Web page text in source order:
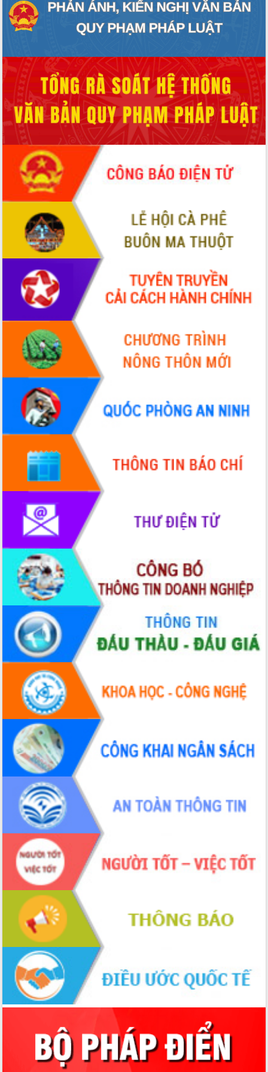
Định vị cà phê Việt Nam như một “di
sản sống” trong dòng chảy toàn cầu
Xây dựng nông thôn mới: Nâng cao đời
thực
Quyết liệt tháo gỡ vướng mắc, đẩy
nhanh tiến độ các dự án trọng điểm
trong Khu kinh tế Nam Phú Yên
Hòn Yến phát triển du lịch gắn với bảo
tồn biển
Lấy ý kiến điều chỉnh Quy hoạch tỉnh
Đắk Lắk thời kỳ 2021-2030, tầm nhìn
đến năm 2050
Phát động chiến dịch 30 ngày đêm
giải phóng mặt bằng Tuyến đường bộ
ven biển
Đắk Lắk nỗ lực thúc đẩy tăng trưởng
kinh tế từ 10% trở lên trong Quý
II/2026
Đắk Lắk ký kết thỏa thuận hợp tác về
chuyển đổi số giai đoạn 2026 – 2030
với Tập đoàn Bưu chính Viễn thông
Việt Nam
Thứ trưởng Bộ Y tế làm việc với tỉnh
Đắk Lắk về phát triển nhân lực y tế
cho trạm y tế cấp xã
Du lịch Đắk Lắk nâng tầm trải nghiệm
du khách thông qua Hệ thống cơ sở dữ
liệu và Bản đồ số
Tập huấn ứng dụng trí tuệ nhân tạo (AI)
trong thương mại điện tử năm 2026
Đoàn đại biểu Quốc hội tỉnh Đắk Lắk
trao đổi thông tin trước Kỳ họp thứ
nhất, Quốc hội khóa XVI
Quyết liệt cải cách hành chính, khơi
thông nguồn lực phát triển
Nâng cao hiệu lực, hiệu quả HĐND
tỉnh thông qua hiện đại hóa hành chính
Xã Ea Phê gắn cải cách hành chính với
chuyển đổi số
Phó Chủ tịch Thường trực UBND tỉnh
Hồ Thị Nguyên Thảo làm việc tại Trung
tâm Phục vụ hành chính công xã Ea
Phê
Xây dựng nền hành chính số đồng
hành cùng nông dân dân, doanh nghiệp
Giai đoạn 2026-2030, Đắk Lắk phấn
đấu có 77% xã đạt chuẩn nông thôn
mới
Chuyển đổi số 'mở đường' cho nông
nghiệp Đắk Lắk tăng trưởng bứt phá
Triển khai đồng bộ đo đạc, lập hồ sơ
địa chính, hoàn thiện cơ sở dữ liệu đất
Ứng dụng sinh trắc học - Bước tiến
trong hành trình chuyển đổi số tại Đắk
Lắk
Đắk Lắk nâng cao hiệu quả công tác
Đảng từ Sổ tay đảng viên điện tử
Đắk Lắk đẩy mạnh nuôi biển công
nghệ, hướng tới phát triển thủy sản
bền vững
Tập huấn nâng cao năng lực triển khai
chuyển đổi số cho cán bộ, công chức
cấp xã
Đắk Lắk phát động hưởng ứng Ngày
Quyền của người tiêu dùng Việt Nam
2026
Đẩy mạnh cải cách hành chính, quyết
tâm đạt được mục tiêu tăng trưởng
hai con số trong năm 2026
Tổ chức trang trọng Lễ hội Đền thờ
Lương Văn Chánh năm 2026
Phó Bí thư Tỉnh ủy Đắk Lắk Đỗ Hữu
Huy giữ chức Bí thư Đảng ủy Ủy Ban
Nhân dân tỉnh
Bệnh án điện tử thúc đẩy chuyển đổi
số y tế tại Đắk Lắk
không gian tri thức trong thời đại số
Đánh giá, rút kinh nghiệm công tác tổ
chức diễn tập trước ngày bầu cử